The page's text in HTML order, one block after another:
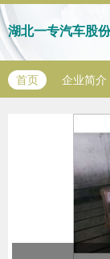
湖北一专汽车股
首页 企业简介